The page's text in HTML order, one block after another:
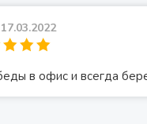
17.03.2022
в офис и всегда